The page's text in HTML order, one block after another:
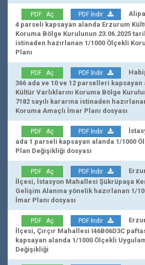
PDF Aç PDF İndir
4 parseli kapsayan alanda Erzurum
Koruma Bölge Kurulunun 23.06.2025
istinaden hazırlanan 1/1000 Ölçekli
Planı
PDF Aç PDF İndir
366 ada ve 10 ve 12 parselleri
Kültür Varlıklarını Koruma Bölge
7182 sayılı kararına istinaden
Koruma Amaçlı İmar Planı dosyası
PDF Aç PDF İndir
ada 1 parseli kapsayan alanda 1/1000
Plan Değişikliği dosyası
PDF Aç PDF İndir
İlçesi, İstasyon Mahallesi Şükrüpaşa
Gelişim Alanına yönelik hazırlanan 1/
İmar Planı dosyası
PDF Aç PDF İndir
İlçesi, Çırçır Mahallesi I46B06D3C
kapsayan alanda 1/1000 Ölçekli
Değişikliği